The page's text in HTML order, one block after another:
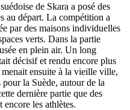
de Skara a posé des
au départ. La compétition a
par des maisons individuelles
verts. Dans la partie
en plein air. Un long
décisif et rendu encore plus
ensuite à la vieille ville,
pour la Suède, autour de la
dernière partie que des
les athlètes.